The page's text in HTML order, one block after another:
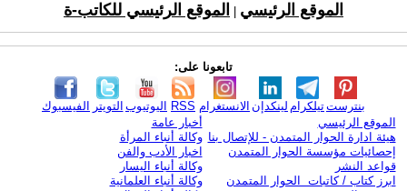
الموقع الرئيسي الموقع الرئيسي للكاتب-ة
تابعونا على:
الفيسبوك التويتر اليوتيوب RSS الانستغرام لينكدإن تيلكرامبنترست
الموقع الرئيسي
هيئة ادارة الحوار المتمدن - للإتصال بنا
إحصائيات مؤسسة الحوار المتمدن
قواعد النشر
ابرز كتاب / كاتبات الحوار المتمدن
أخبار عامة
وكالة أنباء المرأة
اخبار الأدب والفن
وكالة أنباء اليسار
وكالة أنباء العلمانية